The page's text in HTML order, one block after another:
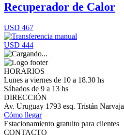
Recuperador de Calor
USD 467
USD 444
HORARIOS
Lunes a viernes de 10 a 18.30 hs
Sábados de 9 a 13 hs
DIRECCIÓN
Av. Uruguay 1793 esq. Tristán Narvaja
Cómo llegar
Estacionamiento gratuito para clientes
CONTACTO